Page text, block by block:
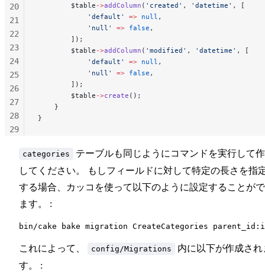
        $table
->addColumn ( 'created' , 'datetime' , [
            'default'
=> null ,
            'null'
=> false ,
        ]);
        $table
->addColumn ( 'modified' , 'datetime' , [
            'default'
=> null ,
            'null'
=> false ,
        ]);
        $table
->create ();
    }
}
20
21
22
23
24
25
26
27
28
29
categories
テーブルも同じようにコマンドを実行して
してください。 もしフィールドに対して特定の長さを指
する場合、カッコを使って以下のように設定することが
ます。 :
これによって、 config/Migrations
内に以下が作成され
す。 :